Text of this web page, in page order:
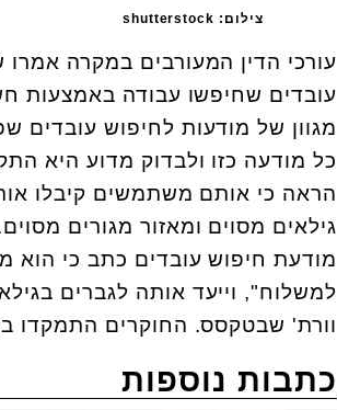
צילום: shutterstock
עורכי הדין המעורבים במקרה
עובדים שחיפשו עבודה באמצעות
מגוון של מודעות לחיפוש עובדים
כל מודעה כזו ולבדוק מדוע היא
הראה כי אותם משתמשים קיבלו
גילאים מסוים ומאזור מגורים
מודעת חיפוש עובדים כתב כי הוא
וורת' שבטקסס. החוקרים התמקדו במודעות
כתבות נוספות